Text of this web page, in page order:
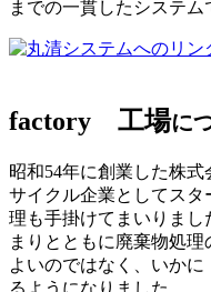
までの一貫したシステム
factory 工場に
昭和54年に創業した株
サイクル企業としてス
理も手掛けてまいりま
まりとともに廃棄物処
よいのではなく、いか
るようになりました。